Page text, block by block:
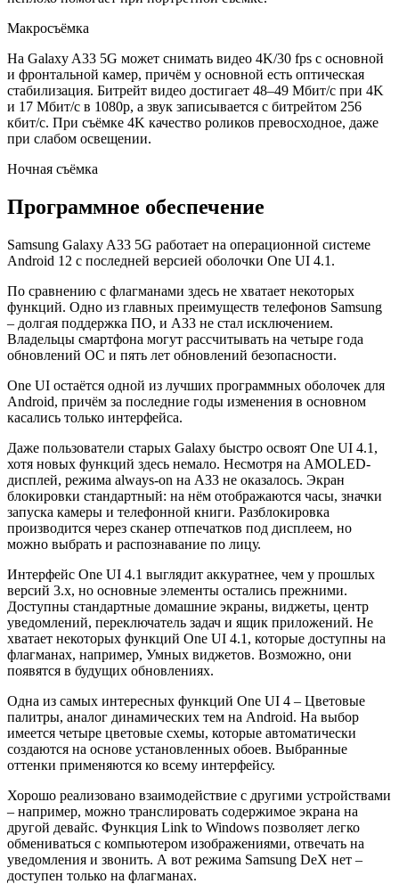
Макросъёмка
На Galaxy A33 5G может снимать видео 4K/30 fps с основной
и фронтальной камер, причём у основной есть оптическая
стабилизация. Битрейт видео достигает 48–49 Мбит/с при 4K
и 17 Мбит/с в 1080p, а звук записывается с битрейтом 256
кбит/с. При съёмке 4K качество роликов превосходное, даже
при слабом освещении.
Ночная съёмка
Программное обеспечение
Samsung Galaxy A33 5G работает на операционной системе
Android 12 с последней версией оболочки One UI 4.1.
По сравнению с флагманами здесь не хватает некоторых
функций. Одно из главных преимуществ телефонов Samsung
– долгая поддержка ПО, и A33 не стал исключением.
Владельцы смартфона могут рассчитывать на четыре года
обновлений ОС и пять лет обновлений безопасности.
One UI остаётся одной из лучших программных оболочек для
Android, причём за последние годы изменения в основном
касались только интерфейса.
Даже пользователи старых Galaxy быстро освоят One UI 4.1,
хотя новых функций здесь немало. Несмотря на AMOLED-
дисплей, режима always-on на A33 не оказалось. Экран
блокировки стандартный: на нём отображаются часы, значки
запуска камеры и телефонной книги. Разблокировка
производится через сканер отпечатков под дисплеем, но
можно выбрать и распознавание по лицу.
Интерфейс One UI 4.1 выглядит аккуратнее, чем у прошлых
версий 3.x, но основные элементы остались прежними.
Доступны стандартные домашние экраны, виджеты, центр
уведомлений, переключатель задач и ящик приложений. Не
хватает некоторых функций One UI 4.1, которые доступны на
флагманах, например, Умных виджетов. Возможно, они
появятся в будущих обновлениях.
Одна из самых интересных функций One UI 4 – Цветовые
палитры, аналог динамических тем на Android. На выбор
имеется четыре цветовые схемы, которые автоматически
создаются на основе установленных обоев. Выбранные
оттенки применяются ко всему интерфейсу.
Хорошо реализовано взаимодействие с другими устройствами
– например, можно транслировать содержимое экрана на
другой девайс. Функция Link to Windows позволяет легко
обмениваться с компьютером изображениями, отвечать на
уведомления и звонить. А вот режима Samsung DeX нет –
доступен только на флагманах.